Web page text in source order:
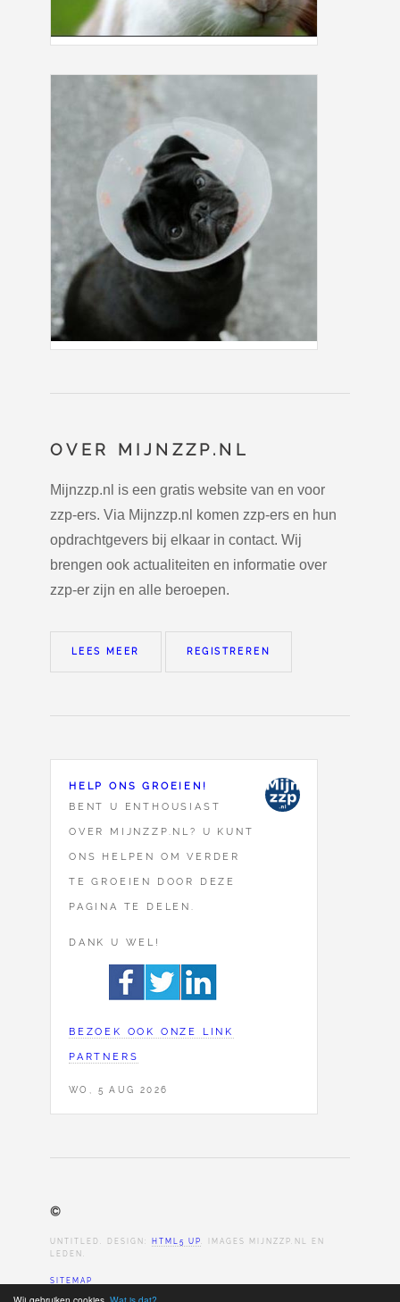
OVER MIJNZZP.NL
Mijnzzp.nl is een gratis website van en voor
zzp-ers. Via Mijnzzp.nl komen zzp-ers en hun
opdrachtgevers bij elkaar in contact. Wij
brengen ook actualiteiten en informatie over
zzp-er zijn en alle beroepen.
LEES MEER REGISTREREN
HELP ONS GROEIEN!
BENT U ENTHOUSIAST
OVER MIJNZZP.NL? U KUNT
ONS HELPEN OM VERDER
TE GROEIEN DOOR DEZE
PAGINA TE DELEN.
DANK U WEL!
BEZOEK OOK ONZE LINK
PARTNERS
WO, 5 AUG 2026
©
UNTITLED. DESIGN: HTML5 UP . IMAGES MIJNZZP.NL EN
LEDEN.
SITEMAP